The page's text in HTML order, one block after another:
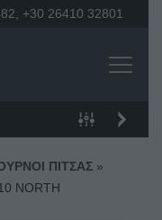
+30 26410 32801
ΠΙΤΣΑΣ »
NORTH